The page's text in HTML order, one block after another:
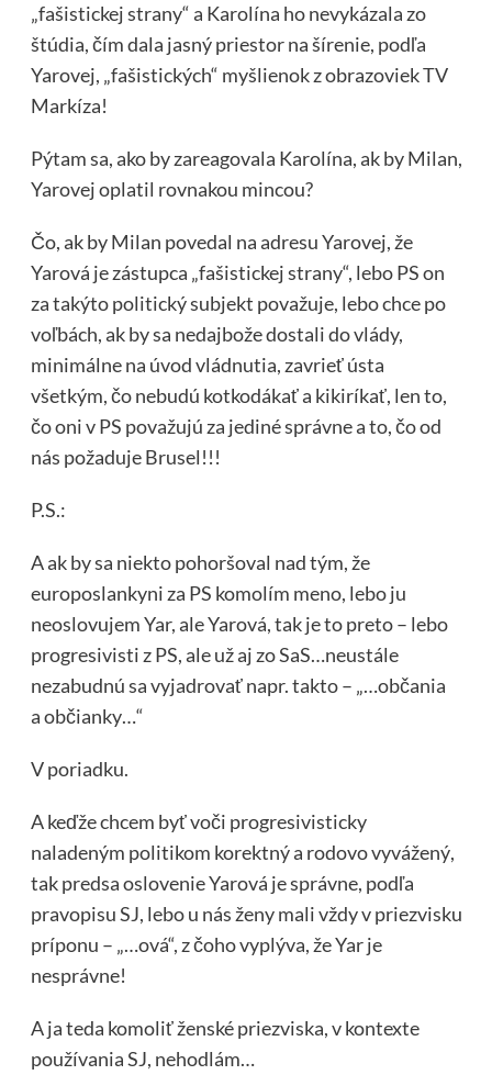
„fašistickej strany“ a Karolína ho nevykázala zo
štúdia, čím dala jasný priestor na šírenie, podľa
Yarovej, „fašistických“ myšlienok z obrazoviek TV
Markíza!
Pýtam sa, ako by zareagovala Karolína, ak by Milan,
Yarovej oplatil rovnakou mincou?
Čo, ak by Milan povedal na adresu Yarovej, že
Yarová je zástupca „fašistickej strany“, lebo PS on
za takýto politický subjekt považuje, lebo chce po
voľbách, ak by sa nedajbože dostali do vlády,
minimálne na úvod vládnutia, zavrieť ústa
všetkým, čo nebudú kotkodákať a kikiríkať, len to,
čo oni v PS považujú za jediné správne a to, čo od
nás požaduje Brusel!!!
P.S.:
A ak by sa niekto pohoršoval nad tým, že
europoslankyni za PS komolím meno, lebo ju
neoslovujem Yar, ale Yarová, tak je to preto – lebo
progresivisti z PS, ale už aj zo SaS…neustále
nezabudnú sa vyjadrovať napr. takto – „…občania
a občianky…“
V poriadku.
A keďže chcem byť voči progresivisticky
naladeným politikom korektný a rodovo vyvážený,
tak predsa oslovenie Yarová je správne, podľa
pravopisu SJ, lebo u nás ženy mali vždy v priezvisku
príponu – „…ová“, z čoho vyplýva, že Yar je
nesprávne!
A ja teda komoliť ženské priezviska, v kontexte
používania SJ, nehodlám…